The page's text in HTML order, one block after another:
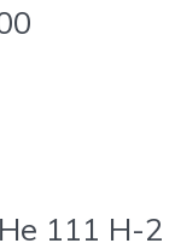
111 H-2